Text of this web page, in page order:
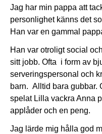
Jag har min pappa att
personlighet känns det
Han var en gammal
Han var otroligt social
sitt jobb. Ofta i form av
serveringspersonal och
barn. Alltid bara gubbar.
spelat Lilla vackra Anna
applåder och en peng.
Jag lärde mig hålla god